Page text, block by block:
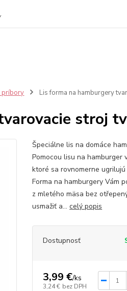
príbory Lis forma na hamburgery
stroj
Špeciálne lis na domáce
Pomocou lisu na hamburger
ktoré sa rovnomerne
Forma na hamburgery Vám
z mletého mäsa bez
usmažiť a...celý popis
Dostupnosť
3,99 €/ks
3,24 € bez DPH